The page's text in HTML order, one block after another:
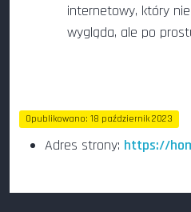
internetowy, który
wygląda, ale po
Opublikowano: 18 październik 2023
Adres strony: https://